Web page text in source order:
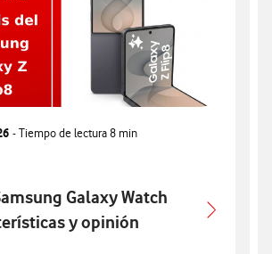
- Tiempo de lectura8 min
con
Galaxy Watch
y opinión